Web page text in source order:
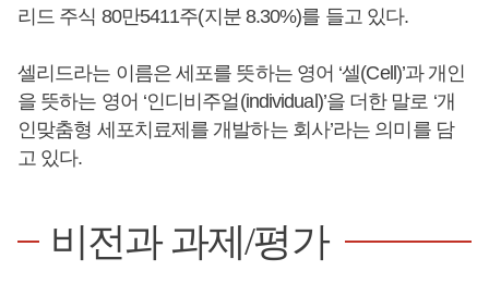
리드 주식 80만5411주(지분 8.30%)를 들고 있다.
셀리드라는 이름은 세포를 뜻하는 영어 ‘셀(Cell)’과 개인
을 뜻하는 영어 ‘인디비주얼(individual)’을 더한 말로 ‘개
인맞춤형 세포치료제를 개발하는 회사’라는 의미를 담
고 있다.
비전과 과제/평가